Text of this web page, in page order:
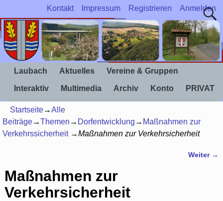
Kontakt Impressum Registrieren Anmelden
Laubach Aktuelles Vereine & Gruppen
Interaktiv Multimedia Archiv Konto PRIVAT
Startseite→Alle
Beiträge→Themen → Dorfentwicklung → Maßnahmen zur
Verkehrssicherheit→Maßnahmen zur Verkehrsicherheit
Weiter →
Maßnahmen zur
Verkehrsicherheit